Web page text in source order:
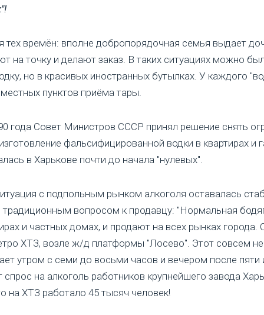
тех времён: вполне добропорядочная семья выдает
на точку и делают заказ. В таких ситуациях можно
но в красивых иностранных бутылках. У каждого
пунктов приёма тары.
года Совет Министров СССР принял решение снять
фальсифицированной водки в квартирах
в Харькове почти до начала "нулевых".
с подпольным рынком алкоголя оставалась
традиционным вопросом к продавцу: "Нормальная
и частных домах, и продают на всех рынках
ХТЗ, возле ж/д платформы "Лосево". Этот совсем
утром с семи до восьми часов и вечером после пяти
на алкоголь работников крупнейшего завода
на ХТЗ работало 45 тысяч человек!